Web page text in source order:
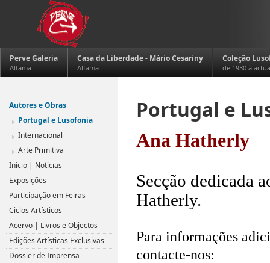
Perve Galeria
Alfama
Casa da Liberdade - Mário Cesariny
Alfama
Coleção
de 1930 à
Portugal e
Ana Hatherly
Secção dedicada
Hatherly.
Para informações
contacte-nos:
Autores e Obras
Portugal e Lusofonia
Internacional
Arte Primitiva
Início | Notícias
Exposições
Participação em Feiras
Ciclos Artísticos
Acervo | Livros e Objectos
Edições Artísticas Exclusivas
Dossier de Imprensa